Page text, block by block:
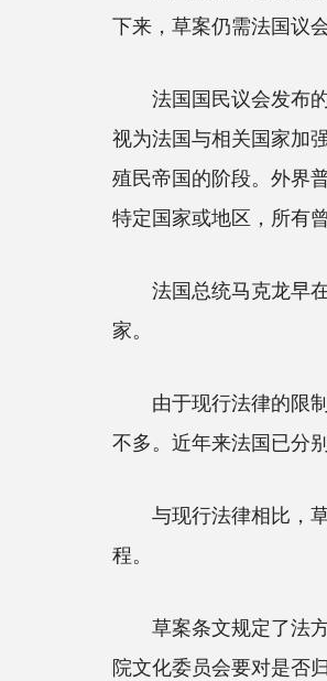
下来，草案仍需法国议
法国国民议会发布的
视为法国与相关国家加
殖民帝国的阶段。外界
特定国家或地区，所有
法国总统马克龙早在
家。
由于现行法律的限制
不多。近年来法国已分
与现行法律相比，草
程。
草案条文规定了法方
院文化委员会要对是否